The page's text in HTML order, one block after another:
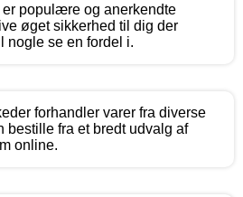
populære og anerkendte
øget sikkerhed til dig der
nogle se en fordel i.
forhandler varer fra diverse
bestille fra et bredt udvalg af
online.